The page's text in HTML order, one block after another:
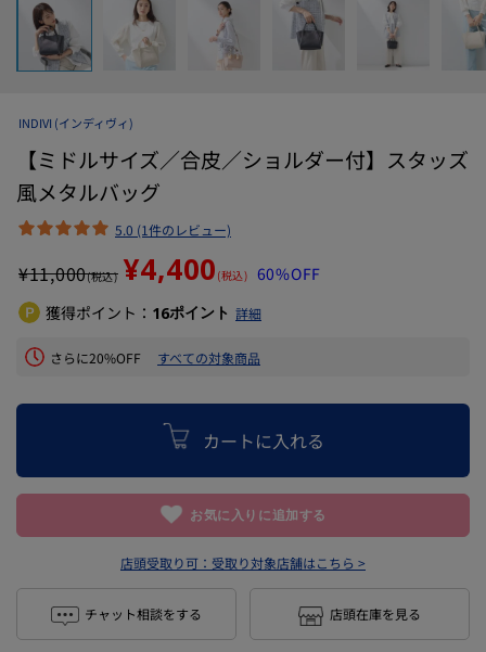
INDIVI (インディヴィ)
【ミドルサイズ／合皮／ショルダー付】スタッズ
風メタルバッグ
5.0 (1件のレビュー)
¥11,000(税込) ¥4,400 (税込) 60%OFF
獲得ポイント： 16ポイント 詳細
さらに20%OFF すべての対象商品
カートに入れる
お気に入りに追加する
店頭受取り可： 受取り対象店舗はこちら >
チャット相談をする 店頭在庫を見る